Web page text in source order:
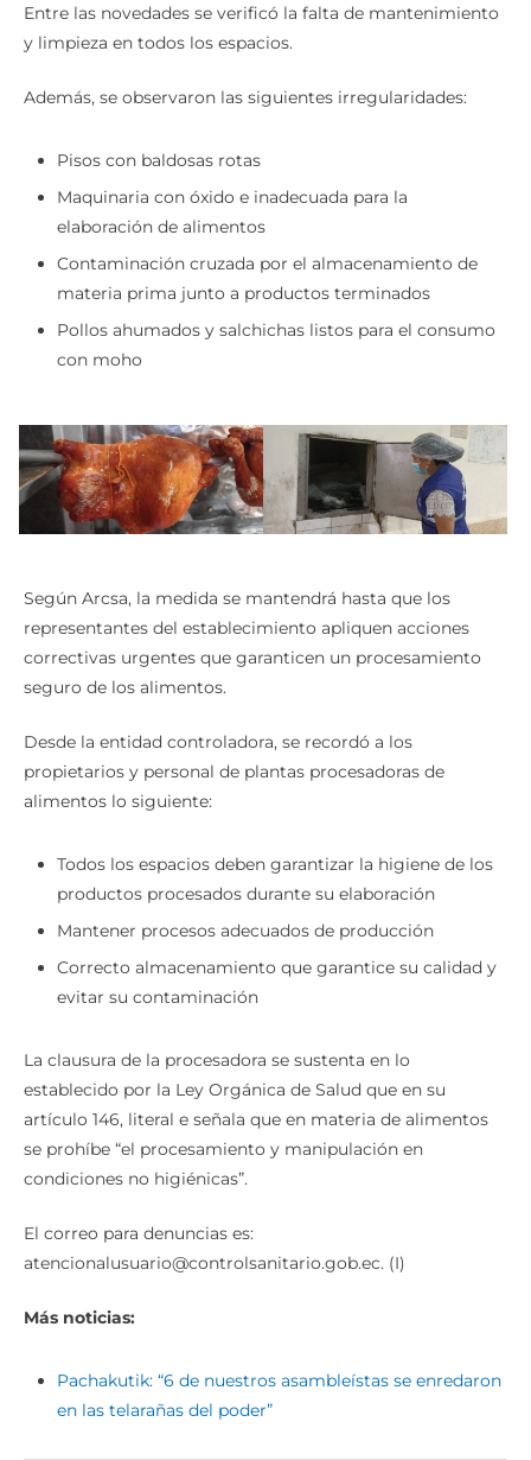
Entre las novedades se verificó la falta de mantenimiento
y limpieza en todos los espacios.
Además, se observaron las siguientes irregularidades:
Pisos con baldosas rotas
Maquinaria con óxido e inadecuada para la
elaboración de alimentos
Contaminación cruzada por el almacenamiento de
materia prima junto a productos terminados
Pollos ahumados y salchichas listos para el consumo
con moho
Según Arcsa, la medida se mantendrá hasta que los
representantes del establecimiento apliquen acciones
correctivas urgentes que garanticen un procesamiento
seguro de los alimentos.
Desde la entidad controladora, se recordó a los
propietarios y personal de plantas procesadoras de
alimentos lo siguiente:
Todos los espacios deben garantizar la higiene de los
productos procesados durante su elaboración
Mantener procesos adecuados de producción
Correcto almacenamiento que garantice su calidad y
evitar su contaminación
La clausura de la procesadora se sustenta en lo
establecido por la Ley Orgánica de Salud que en su
artículo 146, literal e señala que en materia de alimentos
se prohíbe “el procesamiento y manipulación en
condiciones no higiénicas”.
El correo para denuncias es:
atencionalusuario@controlsanitario.gob.ec. (I)
Más noticias:
Pachakutik: “6 de nuestros asambleístas se enredaron
en las telarañas del poder”